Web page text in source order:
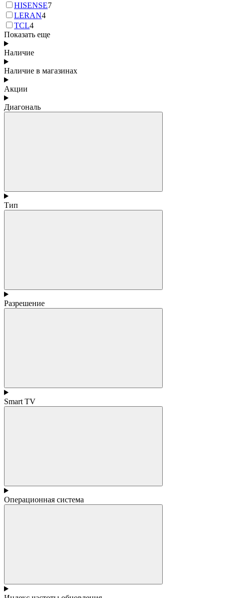
HISENSE7
LERAN4
TCL4
Показать еще
Наличие
Наличие в магазинах
Акции
Диагональ
Тип
Разрешение
Smart TV
Операционная система